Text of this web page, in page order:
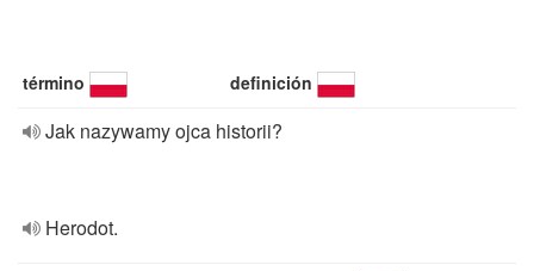
término definición
Jak nazywamy ojca historii?
Herodot.